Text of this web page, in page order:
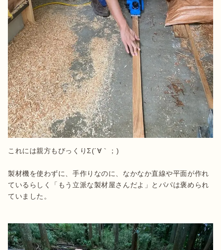
これには親方もびっくりΣ(´∀｀；)
製材機を使わずに、手作りなのに、なかなか直線や平面が作れ
ているらしく「もう立派な製材屋さんだよ」とパパは褒められ
ていました。